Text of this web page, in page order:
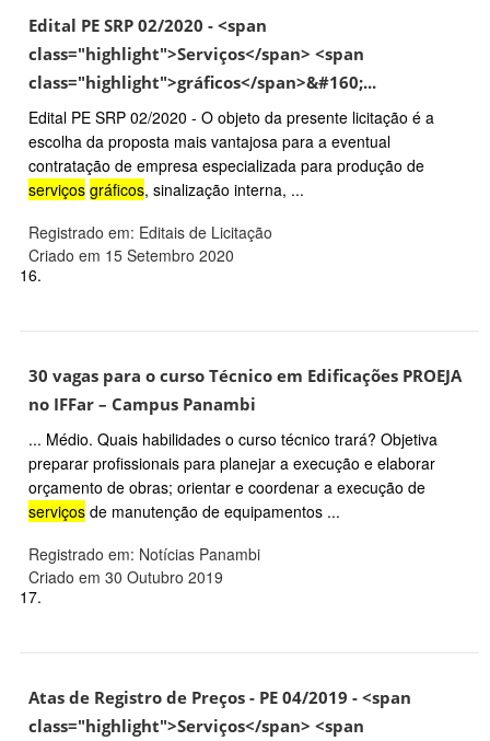
Edital PE SRP 02/2020 - <span
class="highlight">Serviços</span> <span
class="highlight">gráficos</span>&#160;...
Edital PE SRP 02/2020 - O objeto da presente licitação é a
escolha da proposta mais vantajosa para a eventual
contratação de empresa especializada para produção de
serviços gráficos, sinalização interna, ...
Registrado em: Editais de Licitação
Criado em 15 Setembro 2020
16.
30 vagas para o curso Técnico em Edificações PROEJA
no IFFar – Campus Panambi
... Médio. Quais habilidades o curso técnico trará? Objetiva
preparar profissionais para planejar a execução e elaborar
orçamento de obras; orientar e coordenar a execução de
serviços de manutenção de equipamentos ...
Registrado em: Notícias Panambi
Criado em 30 Outubro 2019
17.
Atas de Registro de Preços - PE 04/2019 - <span
class="highlight">Serviços</span> <span